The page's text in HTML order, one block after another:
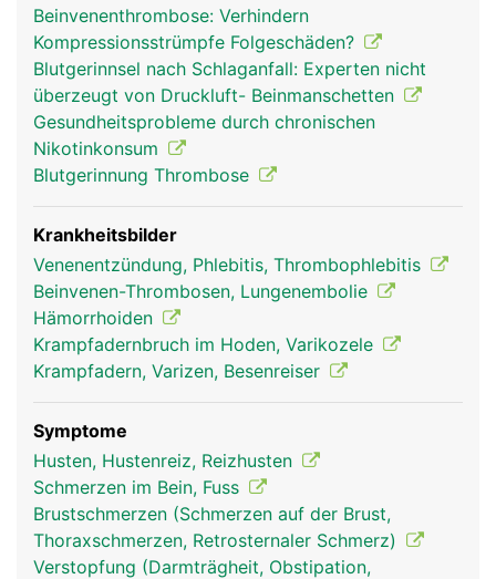
venen frau venen mann
Beinvenenthrombose: Verhindern
Kompressionsstrümpfe Folgeschäden?
Blutgerinnsel nach Schlaganfall: Experten nicht
überzeugt von Druckluft- Beinmanschetten
Gesundheitsprobleme durch chronischen
Nikotinkonsum
Blutgerinnung Thrombose
Krankheitsbilder
Venenentzündung, Phlebitis, Thrombophlebitis
Beinvenen-Thrombosen, Lungenembolie
Hämorrhoiden
Krampfadernbruch im Hoden, Varikozele
Krampfadern, Varizen, Besenreiser
Symptome
Husten, Hustenreiz, Reizhusten
Schmerzen im Bein, Fuss
Brustschmerzen (Schmerzen auf der Brust,
Thoraxschmerzen, Retrosternaler Schmerz)
Verstopfung (Darmträgheit, Obstipation,